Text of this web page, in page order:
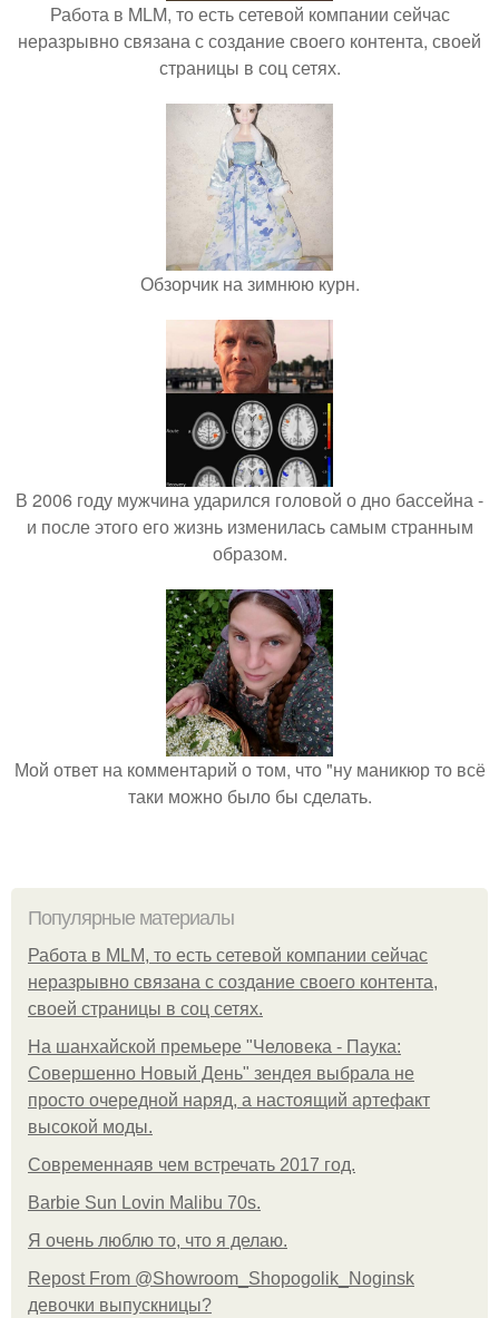
Работа в MLM, то есть сетевой компании сейчас
неразрывно связана с создание своего контента, своей
страницы в соц сетях.
Обзорчик на зимнюю курн.
В 2006 году мужчина ударился головой о дно бассейна -
и после этого его жизнь изменилась самым странным
образом.
Мой ответ на комментарий о том, что "ну маникюр то всё
таки можно было бы сделать.
Популярные материалы
Работа в MLM, то есть сетевой компании сейчас
неразрывно связана с создание своего контента,
своей страницы в соц сетях.
На шанхайской премьере "Человека - Паука:
Совершенно Новый День" зендея выбрала не
просто очередной наряд, а настоящий артефакт
высокой моды.
Современнаяв чем встречать 2017 год.
Barbie Sun Lovin Malibu 70s.
Я очень люблю то, что я делаю.
Repost From @Showroom_Shopogolik_Noginsk
девочки выпускницы?